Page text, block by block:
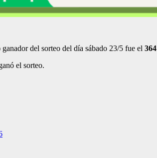
del sorteo del día sábado 23/5 fue el 364
el sorteo.